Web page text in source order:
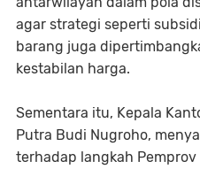
agar strategi seperti
barang juga
kestabilan harga.
Sementara itu, Kepala
Putra Budi Nugroho,
terhadap langkah Pemprov